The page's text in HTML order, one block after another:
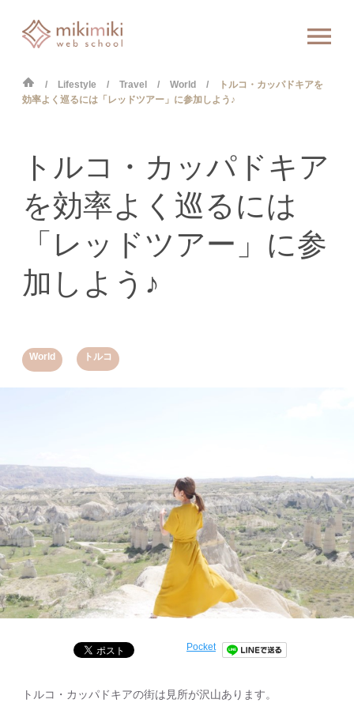
Lifestyle Travel World
トルコ・カッパドキアを
効率よく巡るには「レッドツアー」に参加しよう♪
World トルコ
トルコ・カッパドキア
を効率よく巡るには
「レッドツアー」に参
加しよう♪
Pocket
トルコ・カッパドキアの街は見所が沢山あります。